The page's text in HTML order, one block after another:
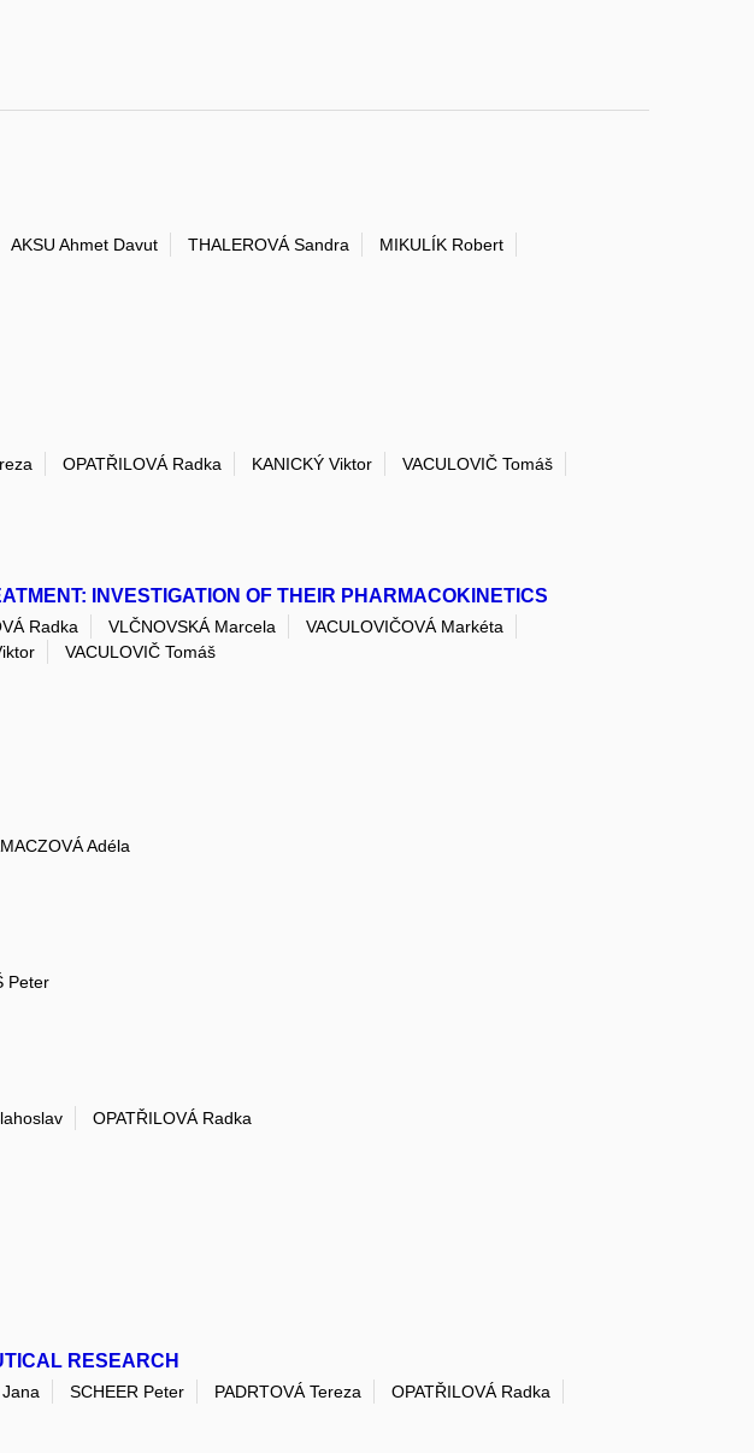
AKSU Ahmet Davut THALEROVÁ Sandra
MIKULÍK Robert
OPATŘILOVÁ Radka KANICKÝ Viktor
VACULOVIČ Tomáš
INVESTIGATION OF THEIR PHARMACOKINETICS
Radka VLČNOVSKÁ Marcela
VACULOVIČOVÁ Markéta
VACULOVIČ Tomáš
Adéla
Peter
OPATŘILOVÁ Radka
RESEARCH
SCHEER Peter PADRTOVÁ Tereza
OPATŘILOVÁ Radka